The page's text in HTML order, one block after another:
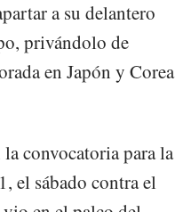
a su delantero
privándolo de
en Japón y Corea
convocatoria para la
el sábado contra el